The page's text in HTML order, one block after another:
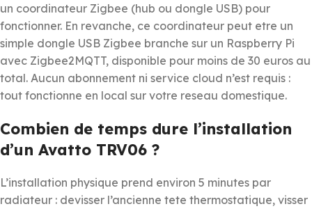
un coordinateur Zigbee (hub ou dongle USB) pour
fonctionner. En revanche, ce coordinateur peut etre un
simple dongle USB Zigbee branche sur un Raspberry Pi
avec Zigbee2MQTT, disponible pour moins de 30 euros au
total. Aucun abonnement ni service cloud n’est requis :
tout fonctionne en local sur votre reseau domestique.
Combien de temps dure l’installation
d’un Avatto TRV06 ?
L’installation physique prend environ 5 minutes par
radiateur : devisser l’ancienne tete thermostatique, visser